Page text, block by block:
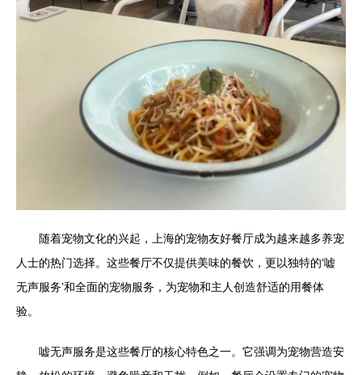
随着宠物文化的兴起，上海的宠物友好餐厅成为越来越多养宠
人士的热门选择。这些餐厅不仅提供美味的餐饮，更以独特的‘嘘
无声服务’和全面的宠物服务，为宠物和主人创造舒适的用餐体
验。
嘘无声服务是这些餐厅的核心特色之一。它强调为宠物营造安